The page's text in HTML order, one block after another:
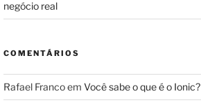
negócio real
COMENTÁRIOS
Rafael Francoem Você sabe o que é o Ionic?